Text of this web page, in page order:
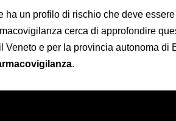
ha un profilo di rischio che deve
cerca di approfondire
Veneto e per la provincia autonoma di
.